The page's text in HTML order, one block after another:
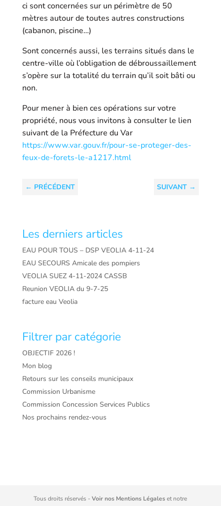
ci sont concernées sur un périmètre de 50
mètres autour de toutes autres constructions
(cabanon, piscine…)
Sont concernés aussi, les terrains situés dans le
centre-ville où l’obligation de débroussaillement
s’opère sur la totalité du terrain qu’il soit bâti ou
non.
Pour mener à bien ces opérations sur votre
propriété, nous vous invitons à consulter le lien
suivant de la Préfecture du Var
https://www.var.gouv.fr/pour-se-proteger-des-
feux-de-forets-le-a1217.html
← PRÉCÉDENT SUIVANT →
Les derniers articles
EAU POUR TOUS – DSP VEOLIA 4-11-24
EAU SECOURS Amicale des pompiers
VEOLIA SUEZ 4-11-2024 CASSB
Reunion VEOLIA du 9-7-25
facture eau Veolia
Filtrer par catégorie
OBJECTIF 2026 !
Mon blog
Retours sur les conseils municipaux
Commission Urbanisme
Commission Concession Services Publics
Nos prochains rendez-vous
Tous droits réservés -Voir nos Mentions Légaleset notre